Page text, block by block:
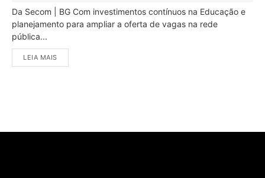
Da Secom | BG Com investimentos contínuos na Educação e
planejamento para ampliar a oferta de vagas na rede
pública...
LEIA MAIS